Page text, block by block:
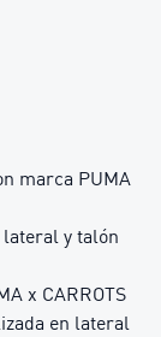
marca PUMA
y talón
x CARROTS
en lateral